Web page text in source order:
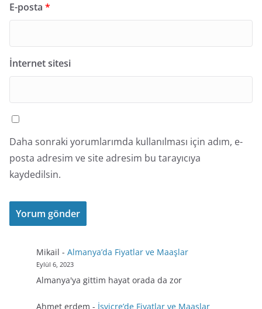
E-posta *
İnternet sitesi
Daha sonraki yorumlarımda kullanılması için adım, e-
posta adresim ve site adresim bu tarayıcıya
kaydedilsin.
Mikail - Almanya’da Fiyatlar ve Maaşlar
Eylül 6, 2023
Almanya'ya gittim hayat orada da zor
Ahmet erdem - İsviçre’de Fiyatlar ve Maaşlar